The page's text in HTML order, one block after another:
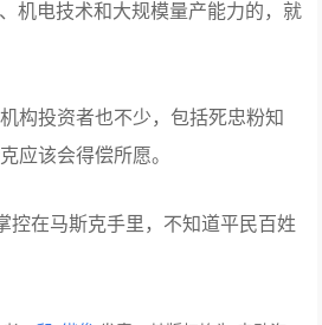
Glass Lewis。
但如马斯克所说，真正从事物理世
机电技术和大规模量产能力的，就